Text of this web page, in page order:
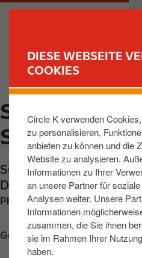
DIESE WEBSEITE
COOKIES
Circle K verwenden
zu personalisieren,
anbieten zu können und die
Website zu analysieren.
Informationen zu Ihrer
an unsere Partner für
Analysen weiter. Unsere
Informationen
zusammen, die Sie ihnen
sie im Rahmen Ihrer
haben.
u
m
I
h
a
l
M
v
Sulzbachtalstrasse 19,
DE
Phone: +496813908027
Get directions